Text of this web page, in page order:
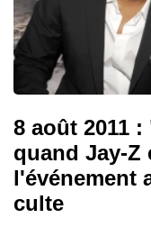
8 août 2011
quand Jay-Z
l'événement
culte